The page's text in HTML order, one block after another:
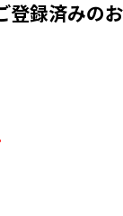
登録済みの